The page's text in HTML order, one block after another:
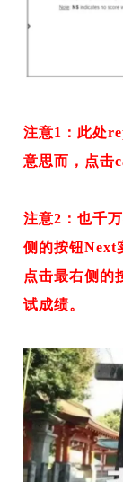
注意1：此处
意思而，点击
注意2：也千
侧的按钮Next
点击最右侧的
试成绩。